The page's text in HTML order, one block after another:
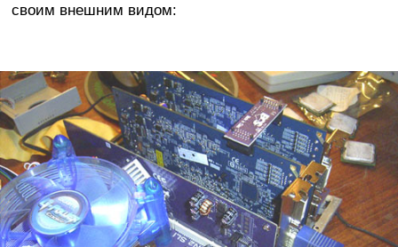
своим внешним видом: